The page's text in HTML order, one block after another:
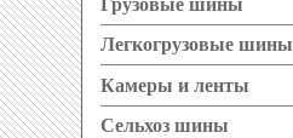
Легкогрузовые шины
Камеры и ленты
Сельхоз шины